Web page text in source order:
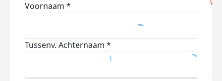
Voornaam *
Tussenv. Achternaam *